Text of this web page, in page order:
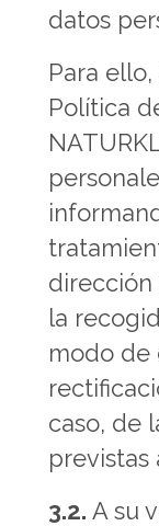
datos
Para
Política
dirección
la
modo de
caso, de
previstas
3.2. A su